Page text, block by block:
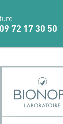
09 72 17 30 50